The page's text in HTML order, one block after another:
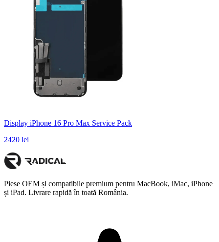
Display iPhone 16 Pro Max Service Pack
2420 lei
Piese OEM și compatibile premium pentru MacBook, iMac, iPhone
și iPad. Livrare rapidă în toată România.